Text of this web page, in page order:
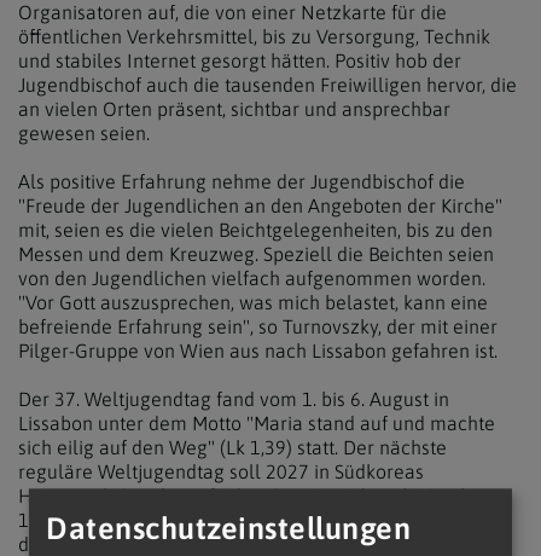
Organisatoren auf, die von einer Netzkarte für die
öffentlichen Verkehrsmittel, bis zu Versorgung, Technik
und stabiles Internet gesorgt hätten. Positiv hob der
Jugendbischof auch die tausenden Freiwilligen hervor, die
an vielen Orten präsent, sichtbar und ansprechbar
gewesen seien.
Als positive Erfahrung nehme der Jugendbischof die
"Freude der Jugendlichen an den Angeboten der Kirche"
mit, seien es die vielen Beichtgelegenheiten, bis zu den
Messen und dem Kreuzweg. Speziell die Beichten seien
von den Jugendlichen vielfach aufgenommen worden.
"Vor Gott auszusprechen, was mich belastet, kann eine
befreiende Erfahrung sein", so Turnovszky, der mit einer
Pilger-Gruppe von Wien aus nach Lissabon gefahren ist.
Der 37. Weltjugendtag fand vom 1. bis 6. August in
Lissabon unter dem Motto "Maria stand auf und machte
sich eilig auf den Weg" (Lk 1,39) statt. Der nächste
reguläre Weltjugendtag soll 2027 in Südkoreas
Hauptstadt Seoul stattfinden. Damit wird nach Manila
1995 zum zweiten Mal eine asiatische Stadt Gastgeberin
des katholischen Großereignisses sein. Ob der
Datenschutzeinstellungen